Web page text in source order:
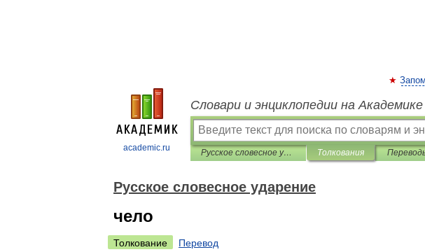
academic.ru
Словари и энциклопедии на Академике
Русское словесное ударение Толкования
Русское словесное ударение
чело
Толкование
Перевод